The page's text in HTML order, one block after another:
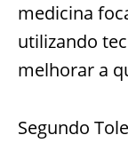
medicina
utilizando
melhorar a
Segundo